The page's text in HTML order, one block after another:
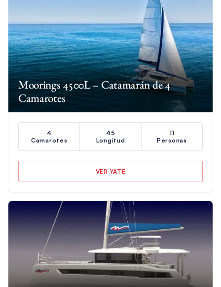
Moorings 4500L – Catamarán de 4
Camarotes
4
Camarotes
45
Longitud
11
Personas
VER YATE